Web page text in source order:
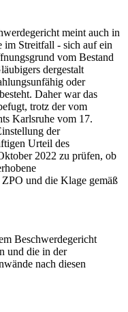
meint auch in
im Streitfall - sich auf ein
vom Bestand
dergestalt
oder
Daher war das
trotz der vom
Karlsruhe vom 17.
der
Urteil des
2022 zu prüfen, ob
und die Klage gemäß
Beschwerdegericht
und die in der
nach diesen